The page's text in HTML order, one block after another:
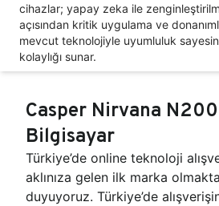
cihazlar; yapay zeka ile
açısından kritik uygulama ve
mevcut teknolojiyle uyumluluk
kolaylığı sunar.
Casper Nirvana
Bilgisayar
Türkiye’de online teknoloji
aklınıza gelen ilk marka
duyuyoruz. Türkiye’de